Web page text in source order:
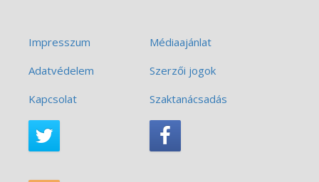
Impresszum
Médiaajánlat
Adatvédelem
Szerzői jogok
Kapcsolat
Szaktanácsadás